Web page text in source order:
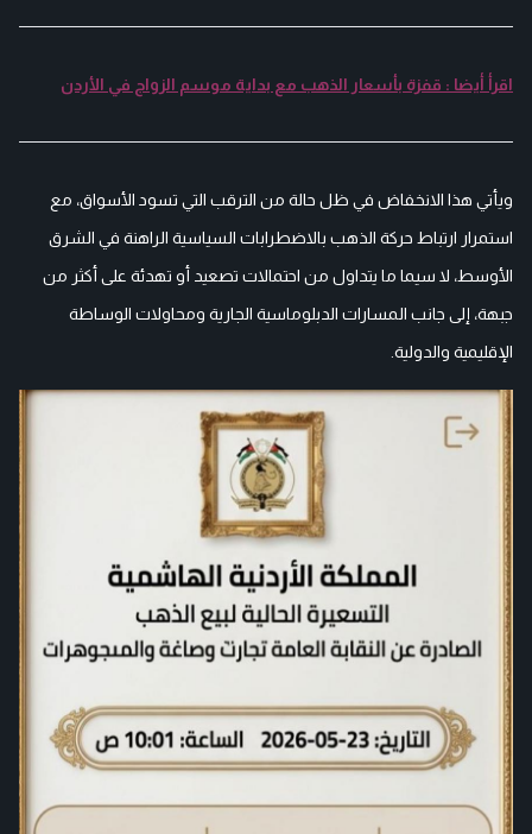
اقرأ أيضا : قفزة بأسعار الذهب مع بداية موسم الزواج في الأردن
ويأتي هذا الانخفاض في ظل حالة من الترقب التي تسود الأسواق، مع
استمرار ارتباط حركة الذهب بالاضطرابات السياسية الراهنة في الشرق
الأوسط، لا سيما ما يتداول من احتمالات تصعيد أو تهدئة على أكثر من
جبهة، إلى جانب المسارات الدبلوماسية الجارية ومحاولات الوساطة
الإقليمية والدولية.